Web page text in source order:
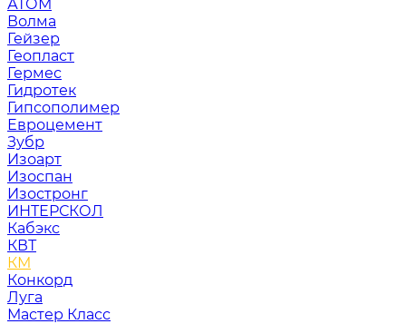
АТОМ
Волма
Гейзер
Геопласт
Гермес
Гидротек
Гипсополимер
Евроцемент
Зубр
Изоарт
Изоспан
Изостронг
ИНТЕРСКОЛ
Кабэкс
КВТ
КМ
Конкорд
Луга
Мастер Класс